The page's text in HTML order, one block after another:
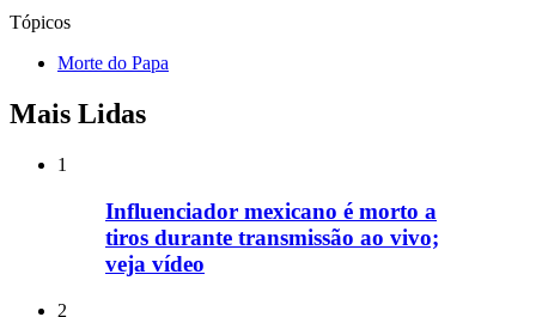
Tópicos
Morte do Papa
Mais Lidas
1
Influenciador mexicano é morto a
tiros durante transmissão ao vivo;
veja vídeo
2